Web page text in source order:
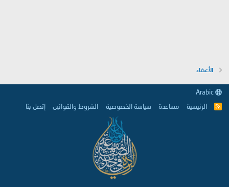
الأعضاء
R
الرئيسية مساعدة سياسة الخصوصية الشروط والقوانين إتصل بنا